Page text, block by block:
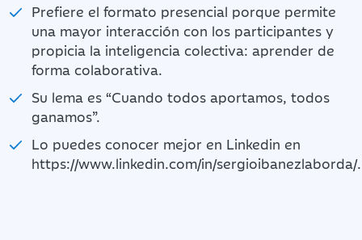
Prefiere el formato presencial porque permite
una mayor interacción con los participantes y
propicia la inteligencia colectiva: aprender de
forma colaborativa.
Su lema es “Cuando todos aportamos, todos
ganamos”.
Lo puedes conocer mejor en Linkedin en
https://www.linkedin.com/in/sergioibanezlaborda/.